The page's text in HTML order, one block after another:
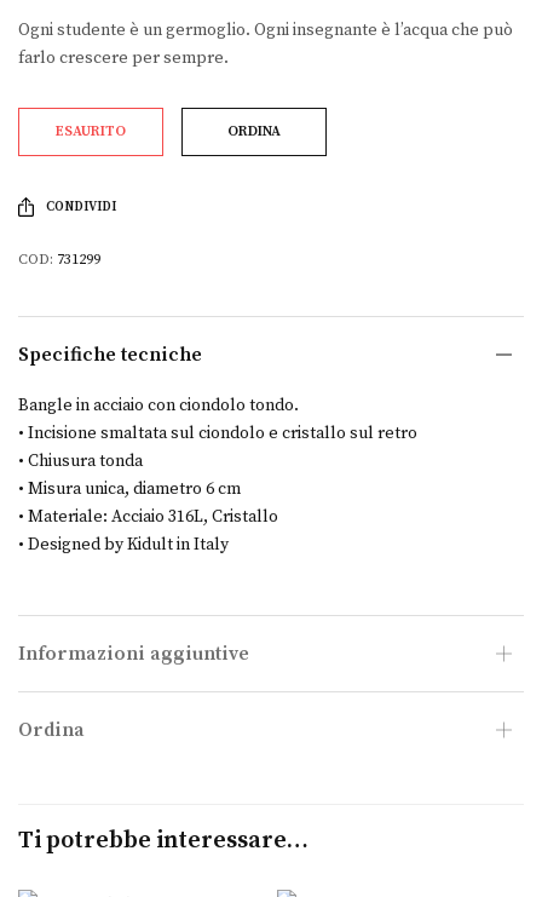
Ogni studente è un germoglio. Ogni insegnante è l’acqua che può
farlo crescere per sempre.
ESAURITO ORDINA
CONDIVIDI
COD: 731299
Specifiche tecniche
Bangle in acciaio con ciondolo tondo.
• Incisione smaltata sul ciondolo e cristallo sul retro
• Chiusura tonda
• Misura unica, diametro 6 cm
• Materiale: Acciaio 316L, Cristallo
• Designed by Kidult in Italy
Informazioni aggiuntive
Ordina
Ti potrebbe interessare…